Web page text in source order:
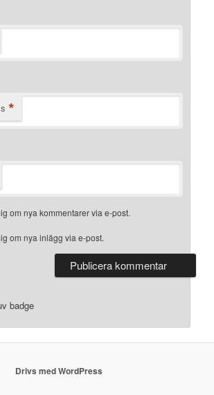
*
om nya kommentarer via e-post.
om nya inlägg via e-post.
Drivs med WordPress